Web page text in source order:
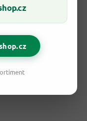
jen prohlédnout sortiment
reklamační řád